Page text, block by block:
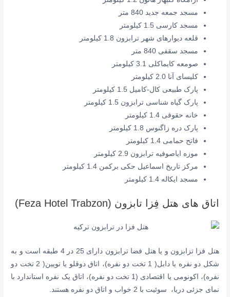
مسجد جمعه جدید 840 متر
مسجد کارسی 1.5 کیلومتر
قلعه دیوارهای شهر ترابزون 1.8 کیلومتر
مسجد سقفی 840 متر
صومعه کایماکلی 3.1 کیلومتر
کلیسای آنا 2.0 کیلومتر
پارک طبیعی کال-کامیل 1.5 کیلومتر
پارک گیاه شناسی ترابزون 1.5 کیلومتر
خانه حقوقی 1.4 کیلومتر
پارک دره زاگنوس 1.8 کیلومتر
فاتح حمامی 1.4 کیلومتر
موزه ایاصوفیه ترابزون 2.9 کیلومتر
مرکز تاریخ اسماعیل حکی برکمن 1.4 کیلومتر
مسجد ایکاله 1.4 کیلومتر
اتاق های هتل فِزا تابزون (Feza Hotel Trabzon)
هتل فزا تزابزون و یا هتل فضا ترابزون دارای 25 در 4 طبقه است و به
شکل دو نفره یا دابل( 1 تخت دو نفره)، اتاق دوقلو یا تویین( 2 تخت دو
نفره)، اکونومی یا اقتصادی (1 تخت دو نفره)، اتاق یک نفره استاندارد با
نمای جزئی دریا، سوئیت با 2 خواب و اتاق دو نفره هستند.